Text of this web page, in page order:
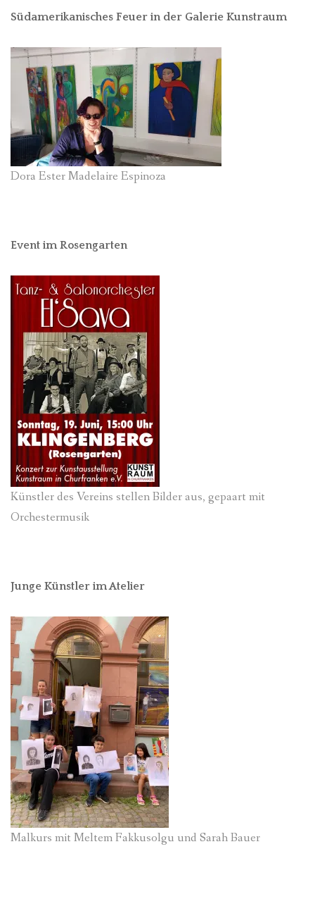
Südamerikanisches Feuer in der Galerie Kunstraum
Dora Ester Madelaire Espinoza
Event im Rosengarten
Künstler des Vereins stellen Bilder aus, gepaart mit
Orchestermusik
Junge Künstler im Atelier
Malkurs mit Meltem Fakkusolgu und Sarah Bauer